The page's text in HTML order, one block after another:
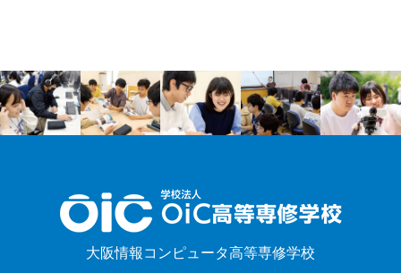
大阪情報コンピュータ高等専修学校